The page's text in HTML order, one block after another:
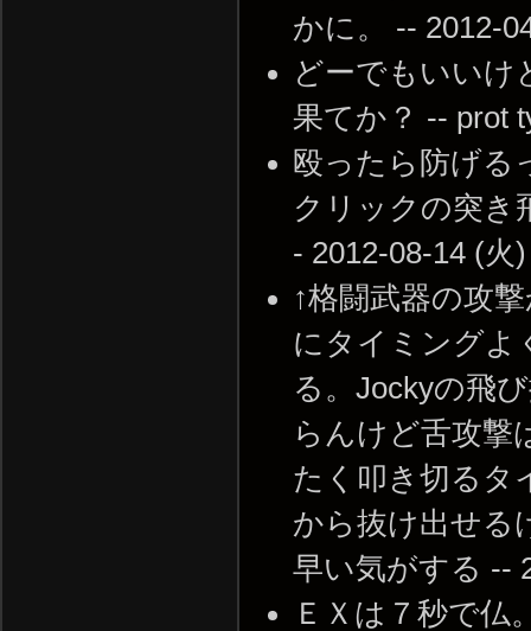
かに。 -- 2012-
どーでもいいけ
果てか？ -- prot
殴ったら防げ
クリックの突
- 2012-08-14 (火
↑格闘武器の攻
にタイミングよ
る。Jockyの飛
らんけど舌攻撃
たく叩き切るタ
から抜け出せる
早い気がする --
ＥＸは７秒で仏